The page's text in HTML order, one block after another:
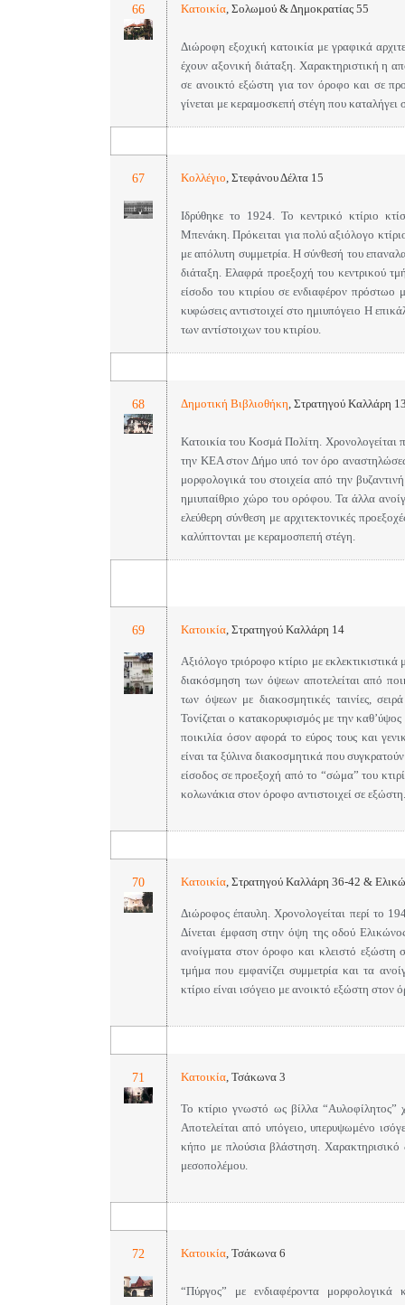
66 Κατοικία Σολωμού & Δημοκρατίας 55
Διώροφη εξοχική κατοικία με γραφικά
έχουν αξονική διάταξη. Χαρακτηριστική η
σε ανοικτό εξώστη για τον όροφο και σε
γίνεται με κεραμοσκεπή στέγη που καταλήγει
67 Κολλέγιο Στεφάνου Δέλτα 15
Ιδρύθηκε το 1924. Το κεντρικό κτίριο
Μπενάκη. Πρόκειται για πολύ αξιόλογο
με απόλυτη συμμετρία. Η σύνθεσή του
διάταξη. Ελαφρά προεξοχή του κεντρικού
είσοδο του κτιρίου σε ενδιαφέρον πρόστωο
κυφώσεις αντιστοιχεί στο ημιυπόγειο Η
των αντίστοιχων του κτιρίου.
68 Δημοτική Βιβλιοθήκη Στρατηγού Καλλάρη
Κατοικία του Κοσμά Πολίτη. Χρονολογείται
την ΚΕΑ στον Δήμο υπό τον όρο
μορφολογικά του στοιχεία από την
ημιυπαίθριο χώρο του ορόφου. Τα άλλα
ελεύθερη σύνθεση με αρχιτεκτονικές
καλύπτονται με κεραμοσπεπή στέγη.
69 Κατοικία Στρατηγού Καλλάρη 14
Αξιόλογο τριόροφο κτίριο με
διακόσμηση των όψεων αποτελείται από
των όψεων με διακοσμητικές ταινίες,
Τονίζεται ο κατακορυφισμός με την
ποικιλία όσον αφορά το εύρος τους και
είναι τα ξύλινα διακοσμητικά που
είσοδος σε προεξοχή από το “σώμα” του
κολωνάκια στον όροφο αντιστοιχεί σε
70 Κατοικία Στρατηγού Καλλάρη 36-42 &
Διώροφος έπαυλη. Χρονολογείται περί το
Δίνεται έμφαση στην όψη της οδού
ανοίγματα στον όροφο και κλειστό εξώστη
τμήμα που εμφανίζει συμμετρία και τα
κτίριο είναι ισόγειο με ανοικτό εξώστη στον
71 Κατοικία Τσάκωνα 3
Το κτίριο γνωστό ως βίλλα “Αυλοφίλητος”
Αποτελείται από υπόγειο, υπερυψωμένο
κήπο με πλούσια βλάστηση. Χαρακτηρισικό
μεσοπολέμου.
72 Κατοικία Τσάκωνα 6
“Πύργος” με ενδιαφέροντα μορφολογικά